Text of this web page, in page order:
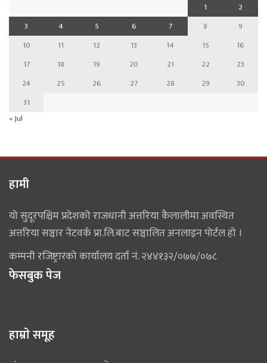
1
2
3
4 5 6 7 8
9
10
11 12 13 14 15
16
17
18 19 20 21 22
23
24
25 26 27 28 29
30
31
« Jul
हामी
यो सुदूरपश्चिम प्रदेशको राजधानी अत्तरिया कैलालीमा अवस्थित
अत्तरिया सञ्चार नेटवर्क प्रा.लि.बाट सञ्चालित अनलाइन पोर्टल हो ।
कम्पनी रजिष्ट्रारको कार्यालय दर्ता नं. २४४१३२/०७७/०७८
फेसबुक पेज
हाम्राे समूह